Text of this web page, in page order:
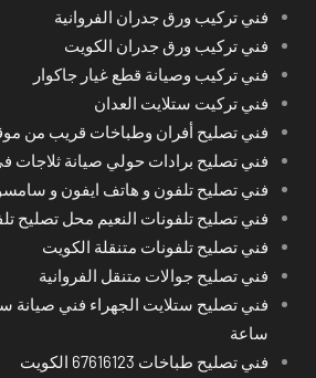
فني تركيب ورق جدران الفروانية
فني تركيب ورق جدران الكويت
فني تركيب وصيانة قطع غيار جاكوار
فني تركيت ستلايت العدان
فني تصليح أفران وطباخات قريب من
فني تصليح برادات حولي صيانة ثلاجات
فني تصليح تلفون و هاتف ايفون و
فني تصليح تلفونات النعيم محل تصليح
فني تصليح تلفونات متنقلة الكويت
فني تصليح جوالات متنقل الفروانية
ساعة
فني تصليح طباخات 67616123 الكويت